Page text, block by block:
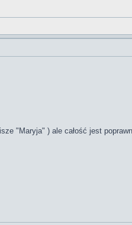
"Maryja" ) ale całość jest